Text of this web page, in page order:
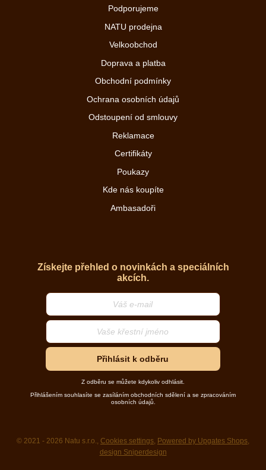
Podporujeme
NATU prodejna
Velkoobchod
Doprava a platba
Obchodní podmínky
Ochrana osobních údajů
Odstoupení od smlouvy
Reklamace
Certifikáty
Poukazy
Kde nás koupíte
Ambasadoři
Získejte přehled o novinkách a speciálních
akcích.
Přihlásit k odběru
Z odběru se můžete kdykoliv odhlásit.
Přihlášením souhlasíte se zasíláním obchodních sdělení a se zpracováním
osobních údajů.
© 2021 - 2026 Natu s.r.o., Cookies settings Powered by Upgates Shops
design Sniperdesign